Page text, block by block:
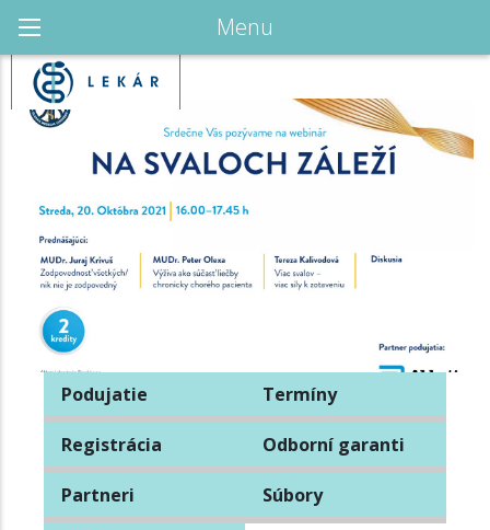
Menu
Podujatie Termíny
Registrácia Odborní garanti
Partneri Súbory